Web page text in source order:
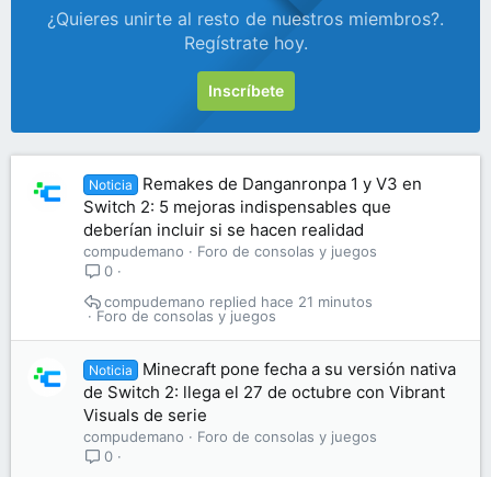
¿Quieres unirte al resto de nuestros miembros?.
Regístrate hoy.
Inscríbete
Noticia
Remakes de Danganronpa 1 y V3 en
Switch 2: 5 mejoras indispensables que
deberían incluir si se hacen realidad
compudemano
Foro de consolas y juegos
0
Foro de consolas y juegos
hace 21 minutos
compudemano
Noticia
Minecraft pone fecha a su versión nativa
de Switch 2: llega el 27 de octubre con Vibrant
Visuals de serie
compudemano
Foro de consolas y juegos
0